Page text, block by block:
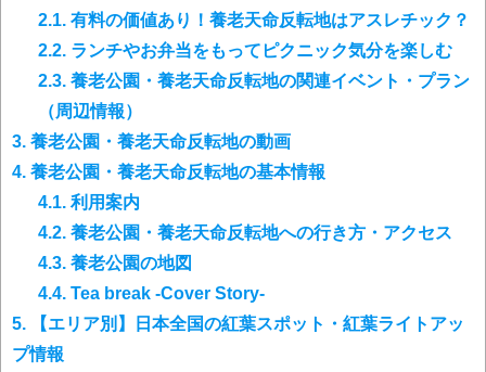
2.1. 有料の価値あり！養老天命反転地はアスレチック？
2.2. ランチやお弁当をもってピクニック気分を楽しむ
2.3. 養老公園・養老天命反転地の関連イベント・プラン
（周辺情報）
3. 養老公園・養老天命反転地の動画
4. 養老公園・養老天命反転地の基本情報
4.1. 利用案内
4.2. 養老公園・養老天命反転地への行き方・アクセス
4.3. 養老公園の地図
4.4. Tea break -Cover Story-
5. 【エリア別】日本全国の紅葉スポット・紅葉ライトアッ
プ情報